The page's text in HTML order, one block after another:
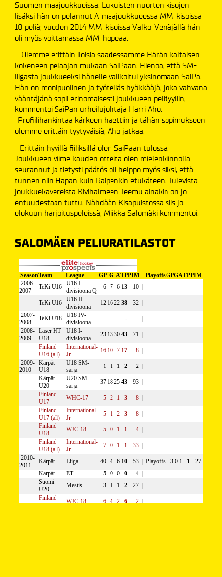
Suomen maajoukkueissa. Lukuisten nuorten kisojen
lisäksi hän on pelannut A-maajoukkueessa MM-kisoissa
10 peliä; vuoden 2014 MM-kisoissa Valko-Venäjällä hän
oli myös voittamassa MM-hopeaa.
– Olemme erittäin iloisia saadessamme Härän kaltaisen
kokeneen pelaajan mukaan SaiPaan. Hienoa, että SM-
liigasta joukkueeksi hänelle valikoitui yksinomaan SaiPa.
Hän on monipuolinen ja työteliäs hyökkääjä, joka vahvana
vääntäjänä sopii erinomaisesti joukkueen pelityyliin,
kommentoi SaiPan urheilujohtaja Harri Aho.
-Profiilihankintaa kärkeen haettiin ja tähän sopimukseen
olemme erittäin tyytyväisiä, Aho jatkaa.
- Erittäin hyvillä fiiliksillä olen SaiPaan tulossa.
Joukkueen viime kauden otteita olen mielenkiinnolla
seurannut ja tietysti päätös oli helppo myös siksi, että
tunnen niin Hapan kuin Raipenkin etukäteen. Tulevista
joukkuekavereista Kivihalmeen Teemu ainakin on jo
entuudestaan tuttu. Nähdään Kisapuistossa siis jo
elokuun harjoituspeleissä, Miikka Salomäki kommentoi.
SALOMÄEN PELIURATILASTOT